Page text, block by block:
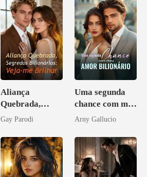
Aliança
Quebrada,
Segredos
Veja-me Brilhar
Gay Parodi
Uma segunda
chance com meu
amor bilionário
Arny Gallucio